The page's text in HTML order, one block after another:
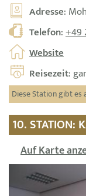
Adresse:
Telefon:+49
Website
Reisezeit:
Diese Station gibt es
10. STATION:
Auf Karte